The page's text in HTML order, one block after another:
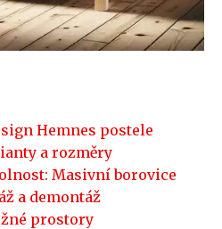
Hemnes postele
a rozměry
Masivní borovice
a demontáž
prostory